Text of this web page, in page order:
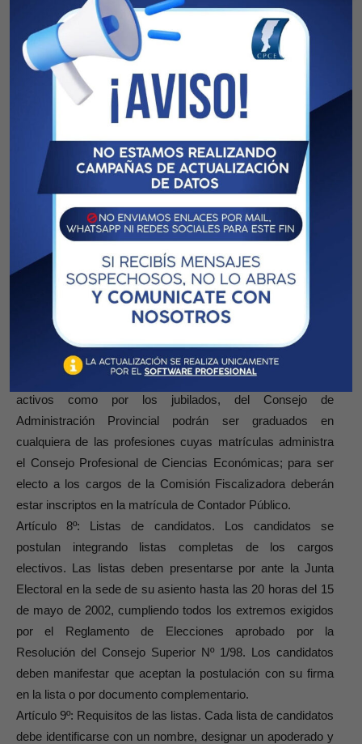
observaciones dentro de los 3 días de la presentación; sus
decisiones son irrecurribles.
Artículo 7º: Requisitos para ser electo.
1. Para postularse como candidato a cualquiera de los
cargos electivos por los afiliados activos se requiere: a)
Estar habilitado como elector activo tanto de la Caja de
Seguridad Social para los Profesionales en Ciencias
Económicas como del Consejo Profesional de Ciencias
Económicas de la Provincia de Santa Fe e inscripto en el
padrón electoral respectivo. b) Tener una antigüedad de 5
(cinco) años en el ejercicio profesional en el territorio de la
provincia de Santa Fe, contados al día de vencimiento de
presentación de listas.
2. Para postularse como candidato a cualquiera de los
cargos electivos por los afiliados jubilados se requiere estar
habilitado como elector de la Caja en tal condición e
inscripto en el padrón electoral respectivo.
Los candidatos a cargos de titular o suplente, tanto por los
activos como por los jubilados, del Consejo de
Administración Provincial podrán ser graduados en
cualquiera de las profesiones cuyas matrículas administra
el Consejo Profesional de Ciencias Económicas; para ser
electo a los cargos de la Comisión Fiscalizadora deberán
estar inscriptos en la matrícula de Contador Público.
Artículo 8º: Listas de candidatos. Los candidatos se
postulan integrando listas completas de los cargos
electivos. Las listas deben presentarse por ante la Junta
Electoral en la sede de su asiento hasta las 20 horas del 15
de mayo de 2002, cumpliendo todos los extremos exigidos
por el Reglamento de Elecciones aprobado por la
Resolución del Consejo Superior Nº 1/98. Los candidatos
deben manifestar que aceptan la postulación con su firma
en la lista o por documento complementario.
Artículo 9º: Requisitos de las listas. Cada lista de candidatos
debe identificarse con un nombre, designar un apoderado y